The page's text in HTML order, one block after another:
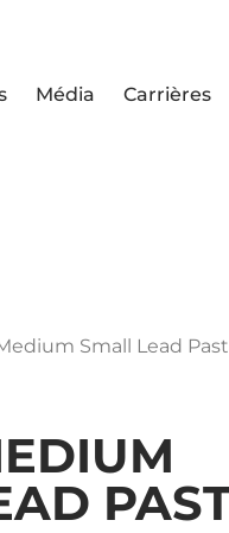
Média Carrières
Small Lead